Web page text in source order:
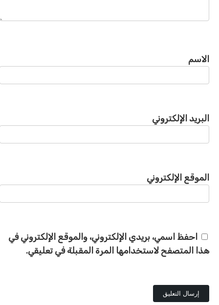
الاسم
البريد الإلكتروني
الموقع الإلكتروني
احفظ اسمي، بريدي الإلكتروني، والموقع الإلكتروني في
هذا المتصفح لاستخدامها المرة المقبلة في تعليقي.